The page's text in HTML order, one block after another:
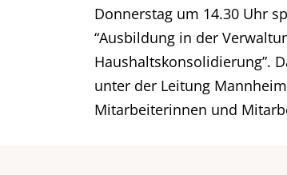
Donnerstag um 14.30 Uhr
“Ausbildung in der
Haushaltskonsolidierung”.
unter der Leitung
Mitarbeiterinnen und